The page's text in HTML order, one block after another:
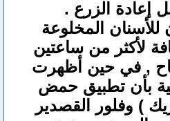
للأسنان المخلوعة
لأكثر من ساعتين
, في حين أظهرت
بأن تطبيق حمض
) وفلور القصدير